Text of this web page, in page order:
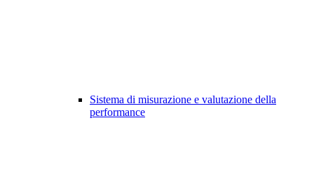
Sistema di misurazione e valutazione della
performance